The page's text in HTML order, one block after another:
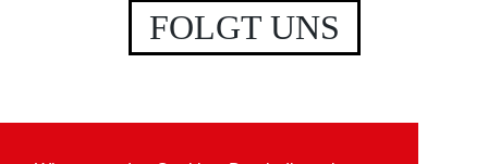
FOLGT UNS